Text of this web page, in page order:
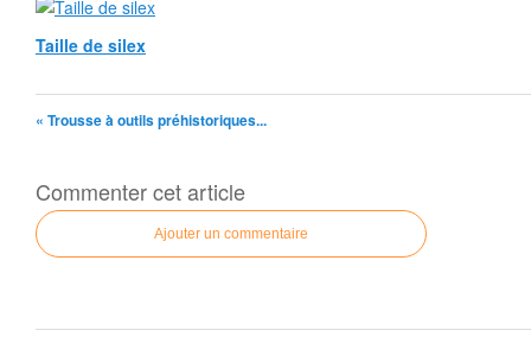
Taille de silex
« Trousse à outils préhistoriques...
Commenter cet article
Ajouter un commentaire